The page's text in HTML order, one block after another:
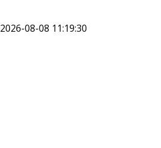
2026-08-08 11:19:30